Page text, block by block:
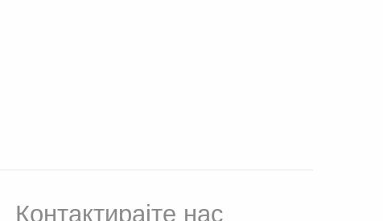
Контактирајте нас